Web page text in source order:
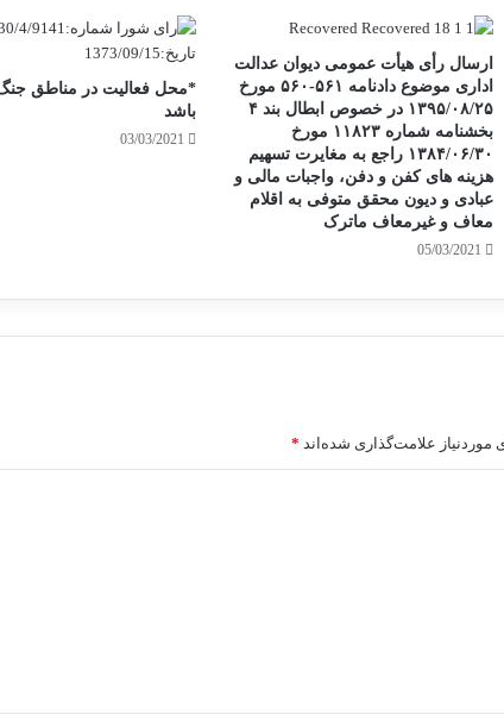
ارسال رأی هیأت عمومی دیوان عدالت
اداری موضوع دادنامه ۵۶۱-۵۶۰ مورخ
۱۳۹۵/۰۸/۲۵ در خصوص ابطال بند ۴
بخشنامه شماره ۱۱۸۲۳ مورخ
۱۳۸۴/۰۶/۳۰ راجع به مغایرت تسهیم
هزینه های کفن و دفن، واجبات مالی و
عبادی و دیون محقق متوفی به اقلام
معاف و غیرمعاف ماترک
05/03/2021
*محل فعالیت در مناطق
باشد
03/03/2021
علامت‌گذاری شده‌اند *